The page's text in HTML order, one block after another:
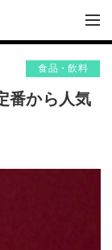
食品・飲料
番から人気